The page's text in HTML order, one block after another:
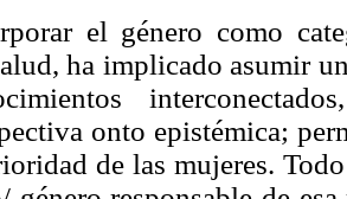
el género como
ha implicado asumir
onto epistémica;
de las mujeres.